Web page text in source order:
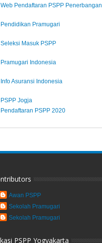
Web Pendaftaran PSPP Penerbangan
Pendidikan Pramugari
Seleksi Masuk PSPP
Pramugari Indonesia
Info Asuransi Indonesia
PSPP Jogja
Pendaftaran PSPP 2020
Awan PSPP
Sekolah Pramugari
Sekolah Pramugari
PSPP Yogyakarta